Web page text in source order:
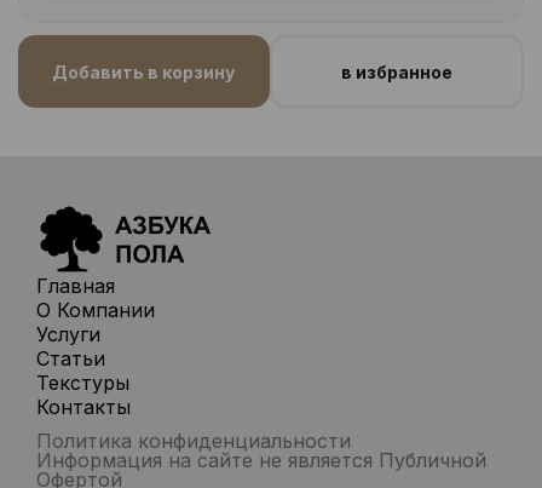
Добавить в корзину в избранное
Главная
О Компании
Услуги
Статьи
Текстуры
Контакты
Политика конфиденциальности
Информация на сайте не является Публичной
Офертой